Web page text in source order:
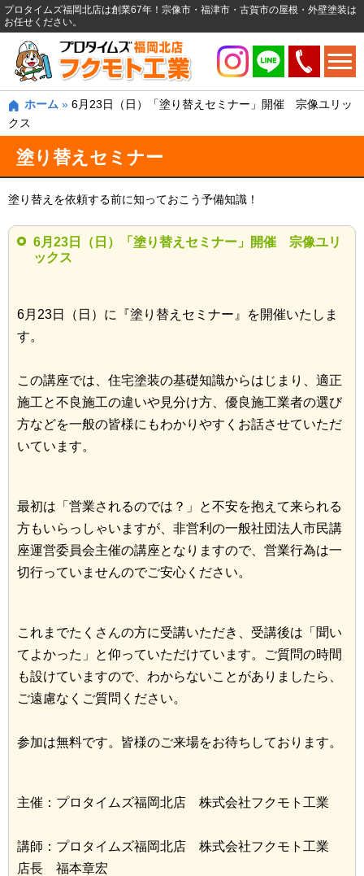
プロタイムズ福岡北店は創業67年！宗像市・福津市・古賀市の屋根・外壁塗装は
お任せください。
ホーム » 6月23日（日）「塗り替えセミナー」開催 宗像ユリッ
クス
塗り替えセミナー
塗り替えを依頼する前に知っておこう予備知識！
6月23日（日）「塗り替えセミナー」開催 宗像ユリ
ックス
6月23日（日）に『塗り替えセミナー』を開催いたしま
す。
この講座では、住宅塗装の基礎知識からはじまり、適正
施工と不良施工の違いや見分け方、優良施工業者の選び
方などを一般の皆様にもわかりやすくお話させていただ
いています。
最初は「営業されるのでは？」と不安を抱えて来られる
方もいらっしゃいますが、非営利の一般社団法人市民講
座運営委員会主催の講座となりますので、営業行為は一
切行っていませんのでご安心ください。
これまでたくさんの方に受講いただき、受講後は「聞い
てよかった」と仰っていただけています。ご質問の時間
も設けていますので、わからないことがありましたら、
ご遠慮なくご質問ください。
参加は無料です。皆様のご来場をお待ちしております。
主催：プロタイムズ福岡北店 株式会社フクモト工業
講師：プロタイムズ福岡北店 株式会社フクモト工業
店長 福本章宏